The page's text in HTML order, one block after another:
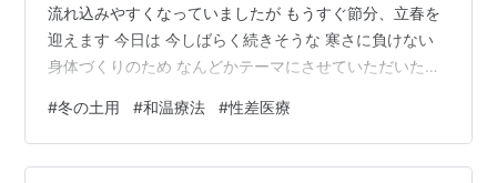
流れ込みやすくなっていましたが もうすぐ節分、立春を
迎えます 今日は 今しばらく続きそうな 寒さに負けない
身体づくりのため なんどかテーマにさせていただいた
と思います 1月17日から2月3日までは 冬土用と言われる
時期 土用は季節の変わり目で 体調を崩しやすいので 積
極的な休養の必要な期間です 夏の土用には うなぎをいた
#冬の土用 #和温療法 #性差医療